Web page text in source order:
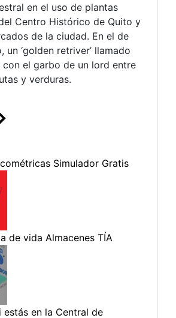
en el uso de plantas
Centro Histórico de Quito y
de la ciudad. En el de
un ‘golden retriver’ llamado
con el garbo de un lord entre
y verduras.